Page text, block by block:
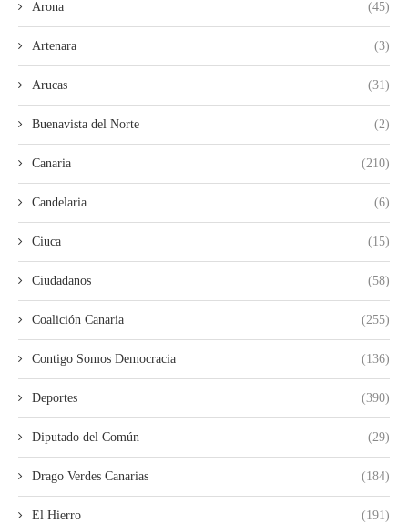
Arona (45)
Artenara (3)
Arucas (31)
Buenavista del Norte (2)
Canaria (210)
Candelaria (6)
Ciuca (15)
Ciudadanos (58)
Coalición Canaria (255)
Contigo Somos Democracia (136)
Deportes (390)
Diputado del Común (29)
Drago Verdes Canarias (184)
El Hierro (191)